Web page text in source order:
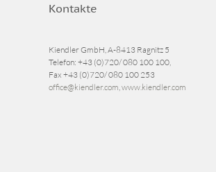
Kontakte
Kiendler GmbH, A-8413 Ragnitz 5
Telefon: +43 (0)720/ 080 100 100
Fax +43 (0)720/ 080 100 253
office@kiendler.com www.kiendler.com